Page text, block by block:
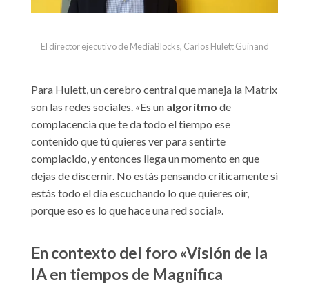
El director ejecutivo de MediaBlocks, Carlos Hulett Guinand
Para Hulett, un cerebro central que maneja la Matrix
son las redes sociales. «Es un algoritmo de
complacencia que te da todo el tiempo ese
contenido que tú quieres ver para sentirte
complacido, y entonces llega un momento en que
dejas de discernir. No estás pensando críticamente si
estás todo el día escuchando lo que quieres oír,
porque eso es lo que hace una red social».
En contexto del foro «Visión de la
IA en tiempos de Magnifica